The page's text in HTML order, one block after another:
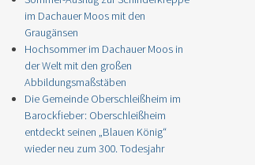
im Dachauer Moos mit den
Graugänsen
Hochsommer im Dachauer Moos in
der Welt mit den großen
Abbildungsmaßstäben
Die Gemeinde Oberschleißheim im
Barockfieber: Oberschleißheim
entdeckt seinen „Blauen König“
wieder neu zum 300. Todesjahr